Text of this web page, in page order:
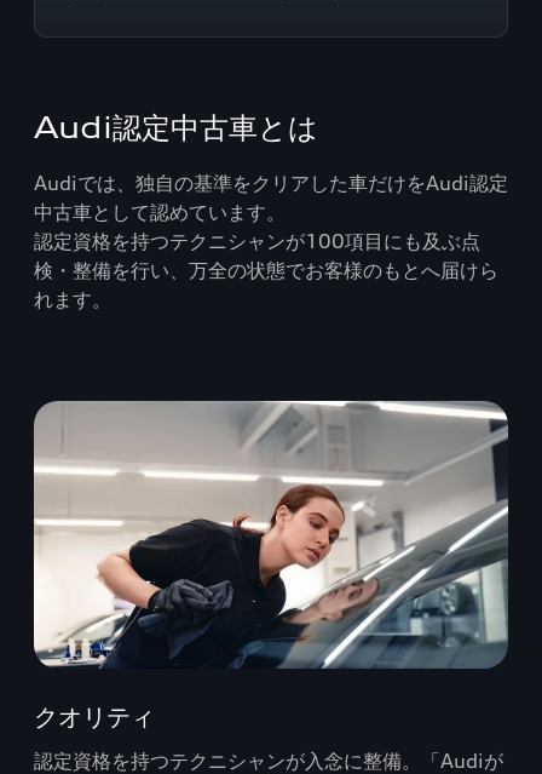
Audi認定中古車とは
Audiでは、独自の基準をクリアした車だけをAudi認定
中古車として認めています。
認定資格を持つテクニシャンが100項目にも及ぶ点
検・整備を行い、万全の状態でお客様のもとへ届けら
れます。
クオリティ
認定資格を持つテクニシャンが入念に整備。「Audiが